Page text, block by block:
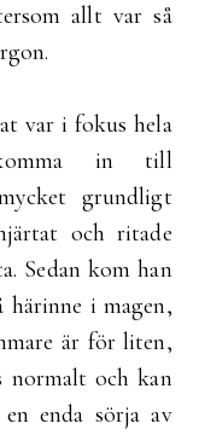
allt var så
var i fokus hela
in till
grundligt
och ritade
Sedan kom han
i magen,
är för liten,
normalt och kan
enda sörja av